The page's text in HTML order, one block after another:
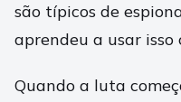
são típicos de
aprendeu a usar isso
Quando a luta